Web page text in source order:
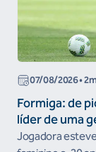
07/08/2026•
Formiga: de
líder de uma
Jogadora